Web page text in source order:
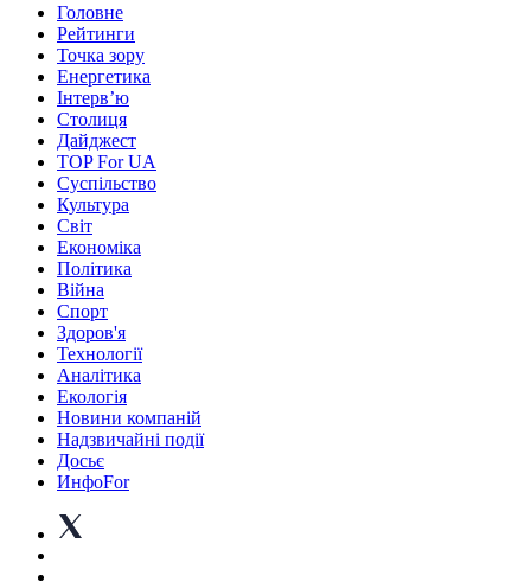
Головне
Рейтинги
Точка зору
Енергетика
Інтерв’ю
Столиця
Дайджест
TOP For UA
Суспiльство
Культура
Світ
Економіка
Політика
Війна
Спорт
Здоров'я
Технології
Аналітика
Екологія
Новини компаній
Надзвичайні події
Досьє
ИнфоFor